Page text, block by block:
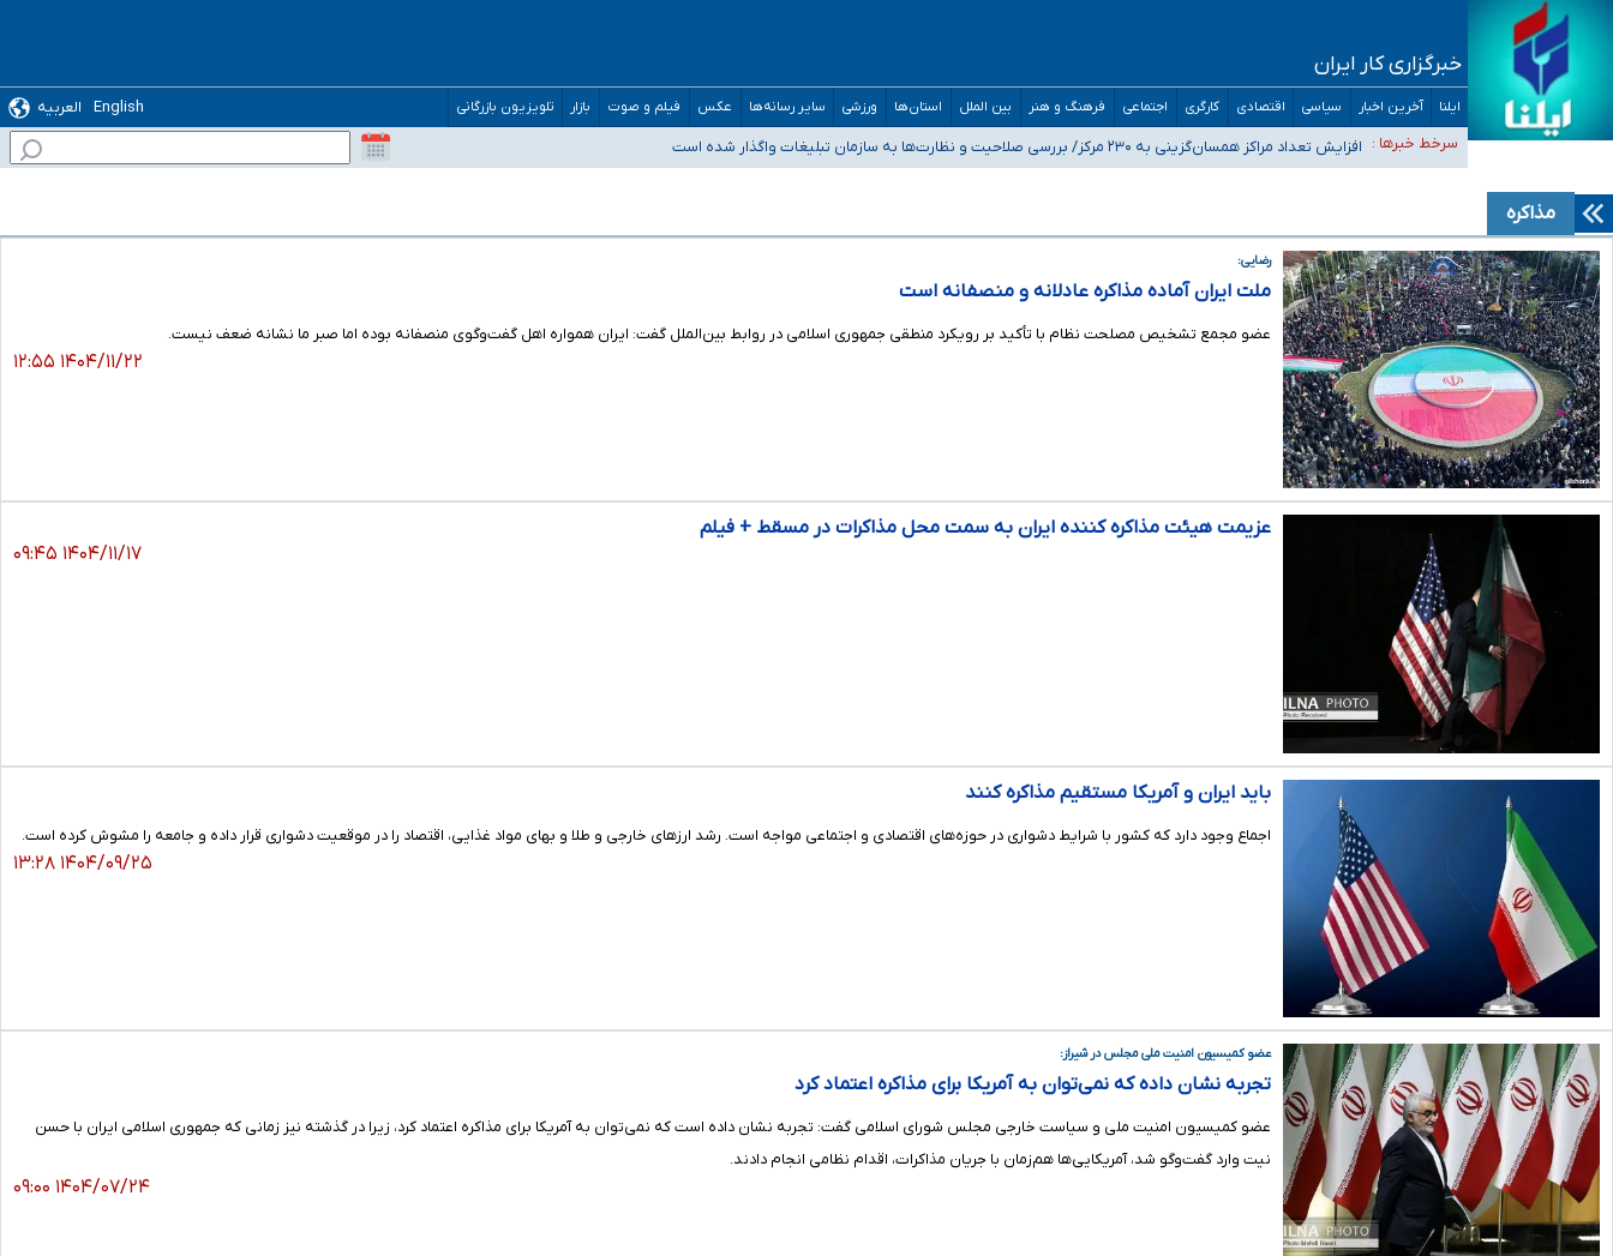
خبرگزاری کار ایران
ایلنا آخرین اخبار سیاسی اقتصادی کارگری اجتماعی فرهنگ و هنر بین الملل استان‌ها ورزشی سایر رسانه‌ها عکس فیلم و صوت بازار تلویزیون بازرگانی English
العربیه
سرخط خبرها :
ضرورت آموزش حریم خصوصی در فضای آنلاین در مدارس/ هزینه‌های سنگین اجتماعی انتشار تصاویر خصوصی برای قربانیان/ سوءاستفاده مجرمان از ترس رسوایی
افزایش تعداد مراکز همسان‌گزینی به ۲۳۰ مرکز/ بررسی صلاحیت و نظارت‌ها به سازمان تبلیغات واگذار شده است
تعویق آزمون ورودی دکترای تخصصی فرماندهی صحنه عملیات و دکترای تخصصی جغرافیای نظامی دافوس آجا
مذاکره
رضایی:
ملت ایران آماده مذاکره عادلانه و منصفانه است
عضو مجمع تشخیص مصلحت نظام با تأکید بر رویکرد منطقی جمهوری اسلامی در روابط بین‌الملل گفت: ایران همواره اهل گفت‌وگوی منصفانه بوده اما صبر ما نشانه ضعف نیست.
۱۴۰۴/۱۱/۲۲ ۱۲:۵۵
عزیمت هیئت مذاکره کننده ایران به سمت محل مذاکرات در مسقط + فیلم
۱۴۰۴/۱۱/۱۷ ۰۹:۴۵
باید ایران و آمریکا مستقیم مذاکره کنند
اجماع وجود دارد که کشور با شرایط دشواری در حوزه‌های اقتصادی و اجتماعی مواجه است. رشد ارزهای خارجی و طلا و بهای مواد غذایی، اقتصاد را در موقعیت دشواری قرار داده و جامعه را مشوش کرده‌ است.
۱۴۰۴/۰۹/۲۵ ۱۳:۲۸
عضو کمیسیون امنیت ملی مجلس در شیراز:
تجربه نشان داده که نمی‌توان به آمریکا برای مذاکره اعتماد کرد
عضو کمیسیون امنیت ملی و سیاست خارجی مجلس شورای اسلامی گفت: تجربه نشان داده است که نمی‌توان به آمریکا برای مذاکره اعتماد کرد، زیرا در گذشته نیز زمانی که جمهوری اسلامی ایران با حسن
نیت وارد گفت‌وگو شد، آمریکایی‌ها هم‌زمان با جریان مذاکرات، اقدام نظامی انجام دادند.
۱۴۰۴/۰۷/۲۴ ۰۹:۰۰